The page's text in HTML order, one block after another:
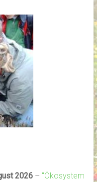
2026– "Ökosystem